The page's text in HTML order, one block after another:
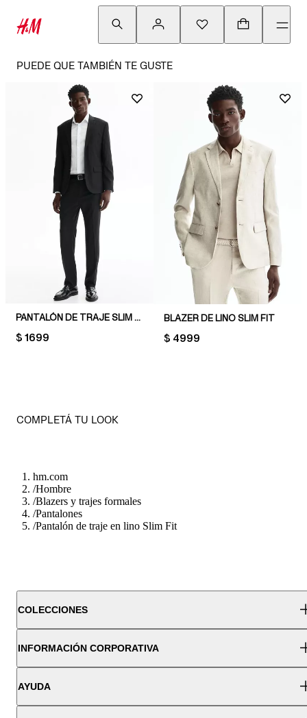
PUEDE QUE TAMBIÉN TE GUSTE
PANTALÓN DE TRAJE SLIM FIT
PRICE:
$ 1699
BLAZER DE LINO SLIM FIT
PRICE:
$ 4999
COMPLETÁ TU LOOK
hm.com
/Hombre
/Blazers y trajes formales
/Pantalones
/Pantalón de traje en lino Slim Fit
COLECCIONES
INFORMACIÓN CORPORATIVA
AYUDA